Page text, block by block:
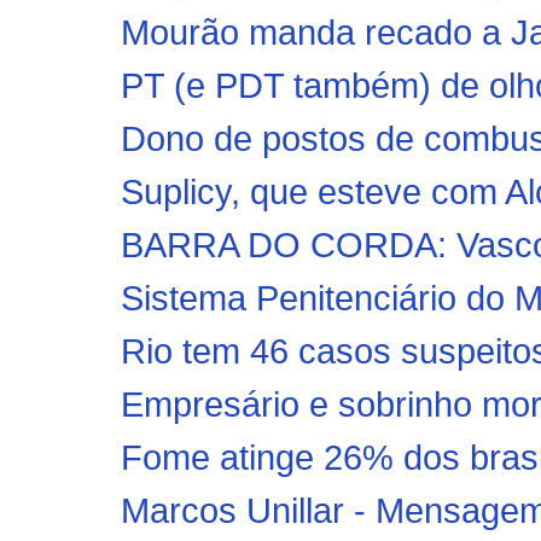
Mourão manda recado a
PT (e PDT também) de
Dono de postos de
Suplicy, que esteve com
BARRA DO CORDA:
Sistema Penitenciário do
Rio tem 46 casos
Empresário e sobrinho
Fome atinge 26% dos
Marcos Unillar -